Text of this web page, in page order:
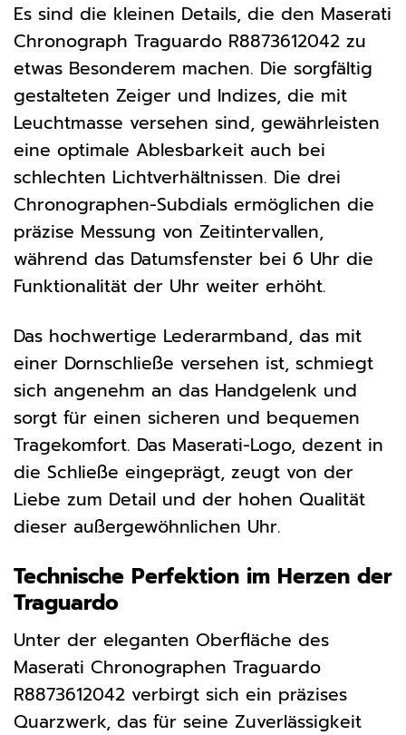
Es sind die kleinen Details, die den Maserati
Chronograph Traguardo R8873612042 zu
etwas Besonderem machen. Die sorgfältig
gestalteten Zeiger und Indizes, die mit
Leuchtmasse versehen sind, gewährleisten
eine optimale Ablesbarkeit auch bei
schlechten Lichtverhältnissen. Die drei
Chronographen-Subdials ermöglichen die
präzise Messung von Zeitintervallen,
während das Datumsfenster bei 6 Uhr die
Funktionalität der Uhr weiter erhöht.
Das hochwertige Lederarmband, das mit
einer Dornschließe versehen ist, schmiegt
sich angenehm an das Handgelenk und
sorgt für einen sicheren und bequemen
Tragekomfort. Das Maserati-Logo, dezent in
die Schließe eingeprägt, zeugt von der
Liebe zum Detail und der hohen Qualität
dieser außergewöhnlichen Uhr.
Technische Perfektion im Herzen der
Traguardo
Unter der eleganten Oberfläche des
Maserati Chronographen Traguardo
R8873612042 verbirgt sich ein präzises
Quarzwerk, das für seine Zuverlässigkeit